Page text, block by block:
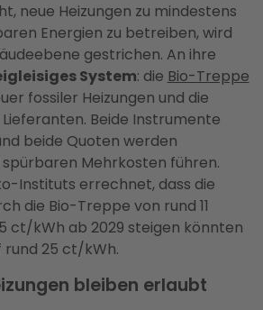
neue Heizungen zu mindestens
Energien zu betreiben, wird
gestrichen. An ihre
System: die Bio-Treppe
fossiler Heizungen und die
Beide Instrumente
beide Quoten werden
Mehrkosten führen.
Instituts errechnet, dass die
die Bio-Treppe von rund 11
ct/kWh ab 2029 steigen könnten
rund 25 ct/kWh.
bleiben erlaubt